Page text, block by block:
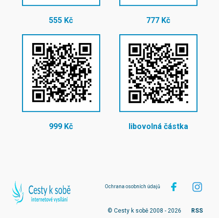
555 Kč 777 Kč
999 Kč libovolná částka
Ochrana osobních údajů
© Cesty k sobě 2008 - 2026 RSS